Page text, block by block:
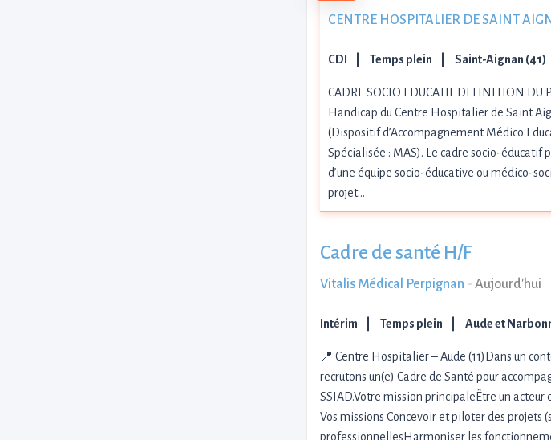
CENTRE HOSPITALIER DE SAINT
CDI Temps plein Saint-Aignan (41)
CADRE SOCIO EDUCATIF DEFINITION
Handicap du Centre Hospitalier de Saint
(Dispositif d’Accompagnement Médico
Spécialisée : MAS). Le cadre socio-
d’une équipe socio-éducative ou médico-
projet…
Cadre de santé H/F
Vitalis Médical Perpignan - Aujourd'hui
Intérim Temps plein Aude et
📍 Centre Hospitalier – Aude (11)Dans un
recrutons un(e) Cadre de Santé pour
SSIAD.Votre mission principaleÊtre un
Vos missions Concevoir et piloter des
professionnellesHarmoniser les